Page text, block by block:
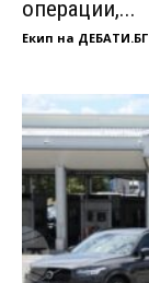
операции,...
Екип на ДЕБАТИ.БГ